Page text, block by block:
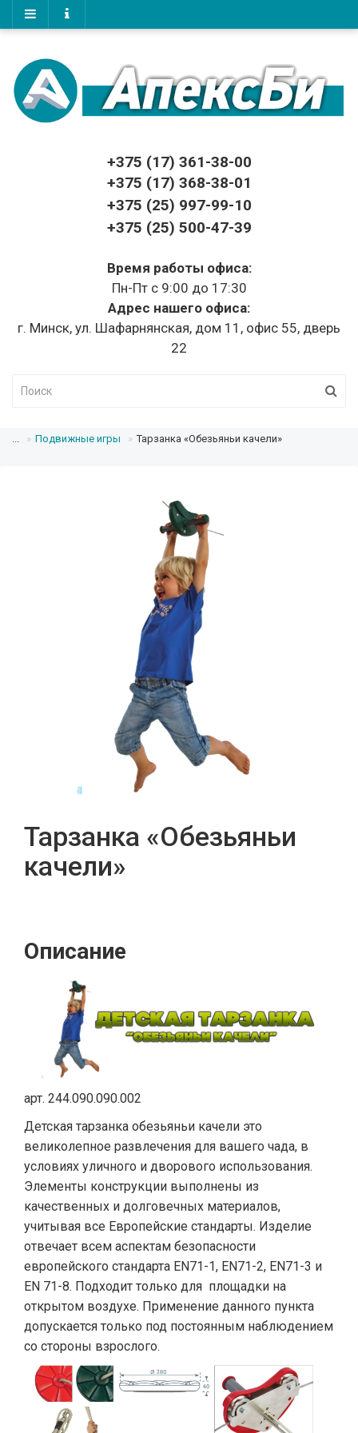
+375 (17) 361-38-00
+375 (17) 368-38-01
+375 (25) 997-99-10
+375 (25) 500-47-39
Время работы офиса:
Пн-Пт с 9:00 до 17:30
Адрес нашего офиса:
г. Минск, ул. Шафарнянская, дом 11, офис 55, дверь
22
Подвижные игры Тарзанка «Обезьяньи качели»
Тарзанка «Обезьяньи
качели»
Описание
арт. 244.090.090.002
Детская тарзанка обезьяньи качели это
великолепное развлечения для вашего чада, в
условиях уличного и дворового использования.
Элементы конструкции выполнены из
качественных и долговечных материалов,
учитывая все Европейские стандарты. Изделие
отвечает всем аспектам безопасности
европейского стандарта EN71-1, EN71-2, EN71-3 и
EN 71-8. Подходит только для площадки на
открытом воздухе. Применение данного пункта
допускается только под постоянным наблюдением
со стороны взрослого.